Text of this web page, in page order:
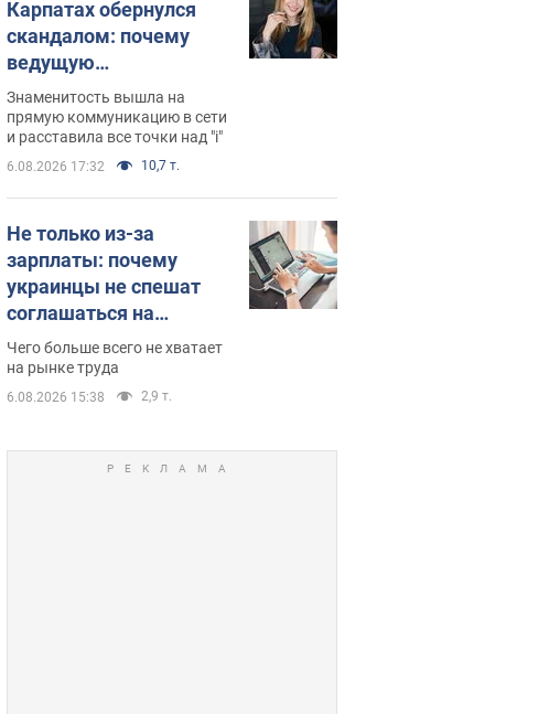
Карпатах обернулся
скандалом: почему
ведущую
несправедливо
захейтили
Знаменитость вышла на
прямую коммуникацию в сети
и расставила все точки над "i"
6.08.2026 17:32 10,7 т.
Не только из-за
зарплаты: почему
украинцы не спешат
соглашаться на
вакансии
Чего больше всего не хватает
на рынке труда
6.08.2026 15:38 2,9 т.